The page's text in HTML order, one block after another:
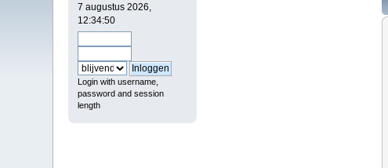
7 augustus 2026,
12:34:50
Login with username,
password and session
length